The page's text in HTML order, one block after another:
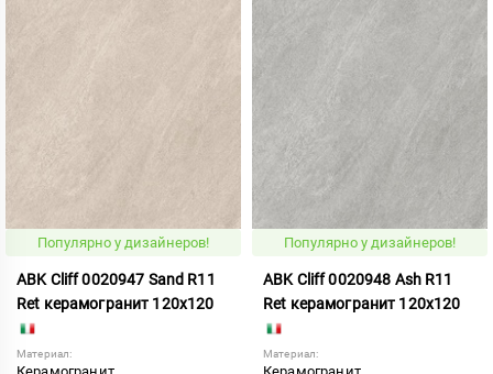
Популярно у дизайнеров!
ABK Cliff 0020947 Sand R11
Ret керамогранит 120x120
Материал:
Популярно у дизайнеров!
ABK Cliff 0020948 Ash R11
Ret керамогранит 120x120
Материал: